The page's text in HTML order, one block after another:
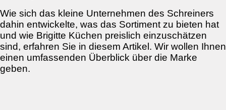
Wie sich das kleine Unternehmen des Schreiners
dahin entwickelte, was das Sortiment zu bieten hat
und wie Brigitte Küchen preislich einzuschätzen
sind, erfahren Sie in diesem Artikel. Wir wollen Ihnen
einen umfassenden Überblick über die Marke
geben.